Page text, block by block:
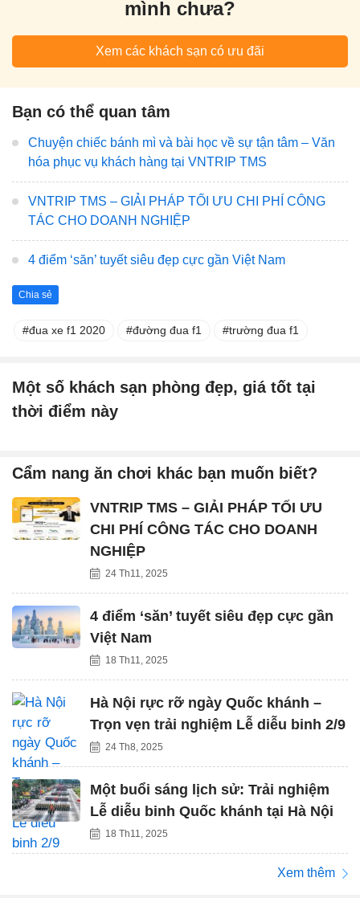
mình chưa?
Xem các khách sạn có ưu đãi
Bạn có thể quan tâm
Chuyện chiếc bánh mì và bài học về sự tận tâm – Văn
hóa phục vụ khách hàng tại VNTRIP TMS
VNTRIP TMS – GIẢI PHÁP TỐI ƯU CHI PHÍ CÔNG
TÁC CHO DOANH NGHIỆP
4 điểm ‘săn’ tuyết siêu đẹp cực gần Việt Nam
Chia sẻ
đua xe f1 2020 đường đua f1 trường đua f1
Một số khách sạn phòng đẹp, giá tốt tại
thời điểm này
Cẩm nang ăn chơi khác bạn muốn biết?
VNTRIP TMS – GIẢI PHÁP TỐI ƯU
CHI PHÍ CÔNG TÁC CHO DOANH
NGHIỆP
24 Th11, 2025
4 điểm ‘săn’ tuyết siêu đẹp cực gần
Việt Nam
18 Th11, 2025
Hà Nội rực rỡ ngày Quốc khánh –
Trọn vẹn trải nghiệm Lễ diễu binh 2/9
24 Th8, 2025
Một buổi sáng lịch sử: Trải nghiệm
Lễ diễu binh Quốc khánh tại Hà Nội
18 Th11, 2025
Xem thêm